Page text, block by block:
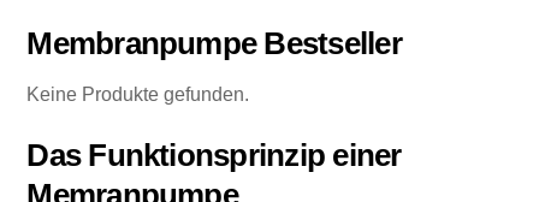
Membranpumpe Bestseller
Keine Produkte gefunden.
Das Funktionsprinzip einer
Memranpumpe